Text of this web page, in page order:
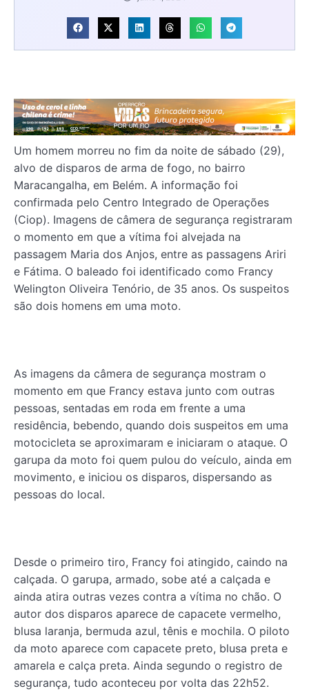
Um homem morreu no fim da noite de sábado (29),
alvo de disparos de arma de fogo, no bairro
Maracangalha, em Belém. A informação foi
confirmada pelo Centro Integrado de Operações
(Ciop). Imagens de câmera de segurança registraram
o momento em que a vítima foi alvejada na
passagem Maria dos Anjos, entre as passagens Ariri
e Fátima. O baleado foi identificado como Francy
Welington Oliveira Tenório, de 35 anos. Os suspeitos
são dois homens em uma moto.
As imagens da câmera de segurança mostram o
momento em que Francy estava junto com outras
pessoas, sentadas em roda em frente a uma
residência, bebendo, quando dois suspeitos em uma
motocicleta se aproximaram e iniciaram o ataque. O
garupa da moto foi quem pulou do veículo, ainda em
movimento, e iniciou os disparos, dispersando as
pessoas do local.
Desde o primeiro tiro, Francy foi atingido, caindo na
calçada. O garupa, armado, sobe até a calçada e
ainda atira outras vezes contra a vítima no chão. O
autor dos disparos aparece de capacete vermelho,
blusa laranja, bermuda azul, tênis e mochila. O piloto
da moto aparece com capacete preto, blusa preta e
amarela e calça preta. Ainda segundo o registro de
segurança, tudo aconteceu por volta das 22h52.